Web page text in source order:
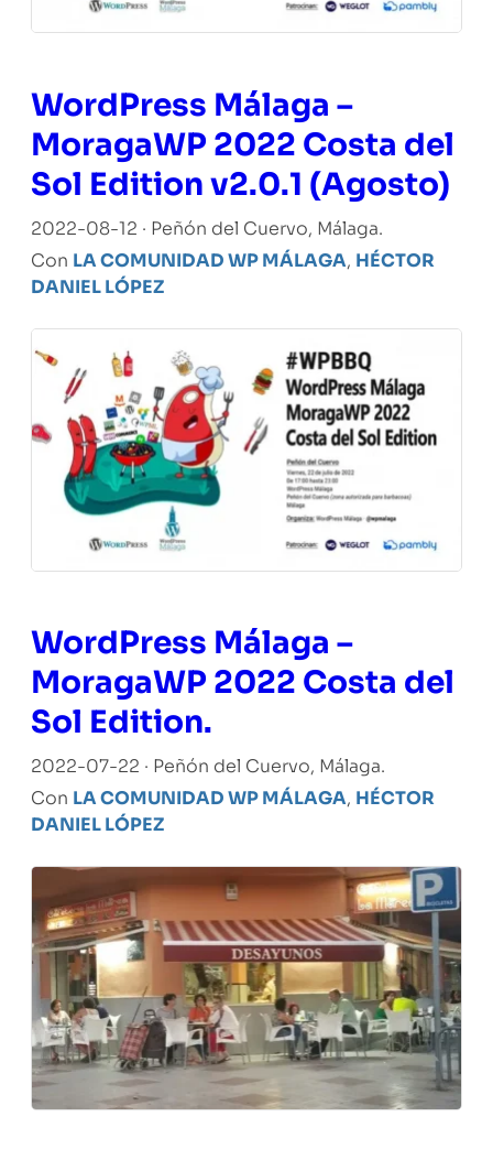
WordPress Málaga –
MoragaWP 2022 Costa del
Sol Edition v2.0.1 (Agosto)
2022-08-12 · Peñón del Cuervo, Málaga.
Con LA COMUNIDAD WP MÁLAGA, HÉCTOR
DANIEL LÓPEZ
WordPress Málaga –
MoragaWP 2022 Costa del
Sol Edition.
2022-07-22 · Peñón del Cuervo, Málaga.
Con LA COMUNIDAD WP MÁLAGA, HÉCTOR
DANIEL LÓPEZ